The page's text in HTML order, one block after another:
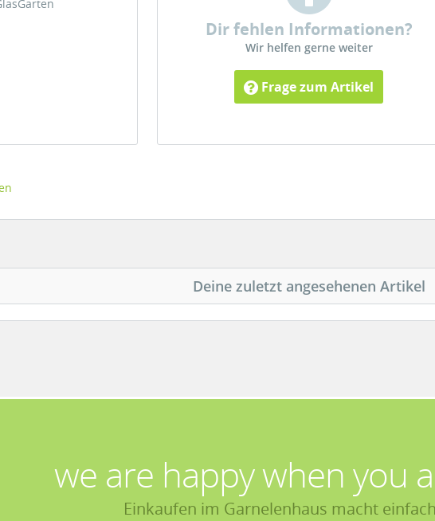
Dir fehlen Informationen?
Wir helfen gerne weiter
Frage zum Artikel
Deine zuletzt angesehenen Artikel
we are happy when you
Einkaufen im Garnelenhaus macht einfach